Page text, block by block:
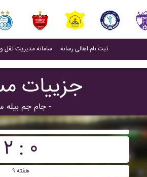
سامانه مدیریت نقل و (current)
ثبت نام اهالی رسانه(current)
جزییات
جام جم بيله سوار -
۲ : ۰
هفته ۹